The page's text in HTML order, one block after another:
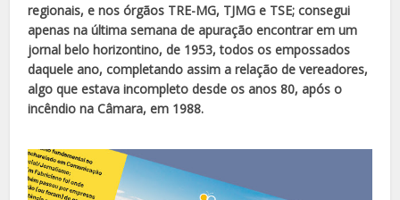
regionais, e nos órgãos TRE-MG, TJMG e TSE; consegui
apenas na última semana de apuração encontrar em um
jornal belo horizontino, de 1953, todos os empossados
daquele ano, completando assim a relação de vereadores,
algo que estava incompleto desde os anos 80, após o
incêndio na Câmara, em 1988.